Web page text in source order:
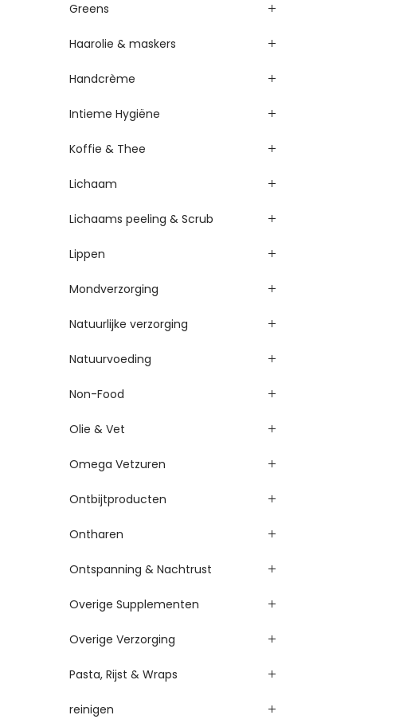
Greens
Haarolie & maskers
Handcrème
Intieme Hygiëne
Koffie & Thee
Lichaam
Lichaams peeling & Scrub
Lippen
Mondverzorging
Natuurlijke verzorging
Natuurvoeding
Non-Food
Olie & Vet
Omega Vetzuren
Ontbijtproducten
Ontharen
Ontspanning & Nachtrust
Overige Supplementen
Overige Verzorging
Pasta, Rijst & Wraps
reinigen